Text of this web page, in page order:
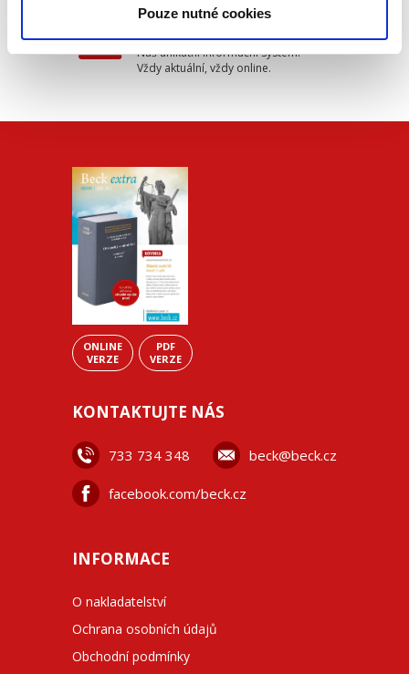
Pouze nutné cookies
Beck-online
Náš unikátní informační systém.
Vždy aktuální, vždy online.
ONLINE
VERZE
PDF
VERZE
KONTAKTUJTE NÁS
733 734 348 beck@beck.cz
facebook.com/beck.cz
INFORMACE
O nakladatelství
Ochrana osobních údajů
Obchodní podmínky